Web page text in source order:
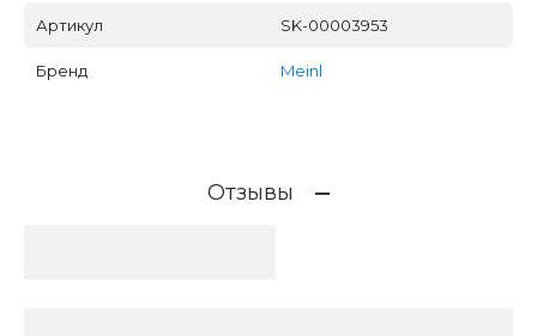
Артикул SK-00003953
Бренд Meinl
Отзывы